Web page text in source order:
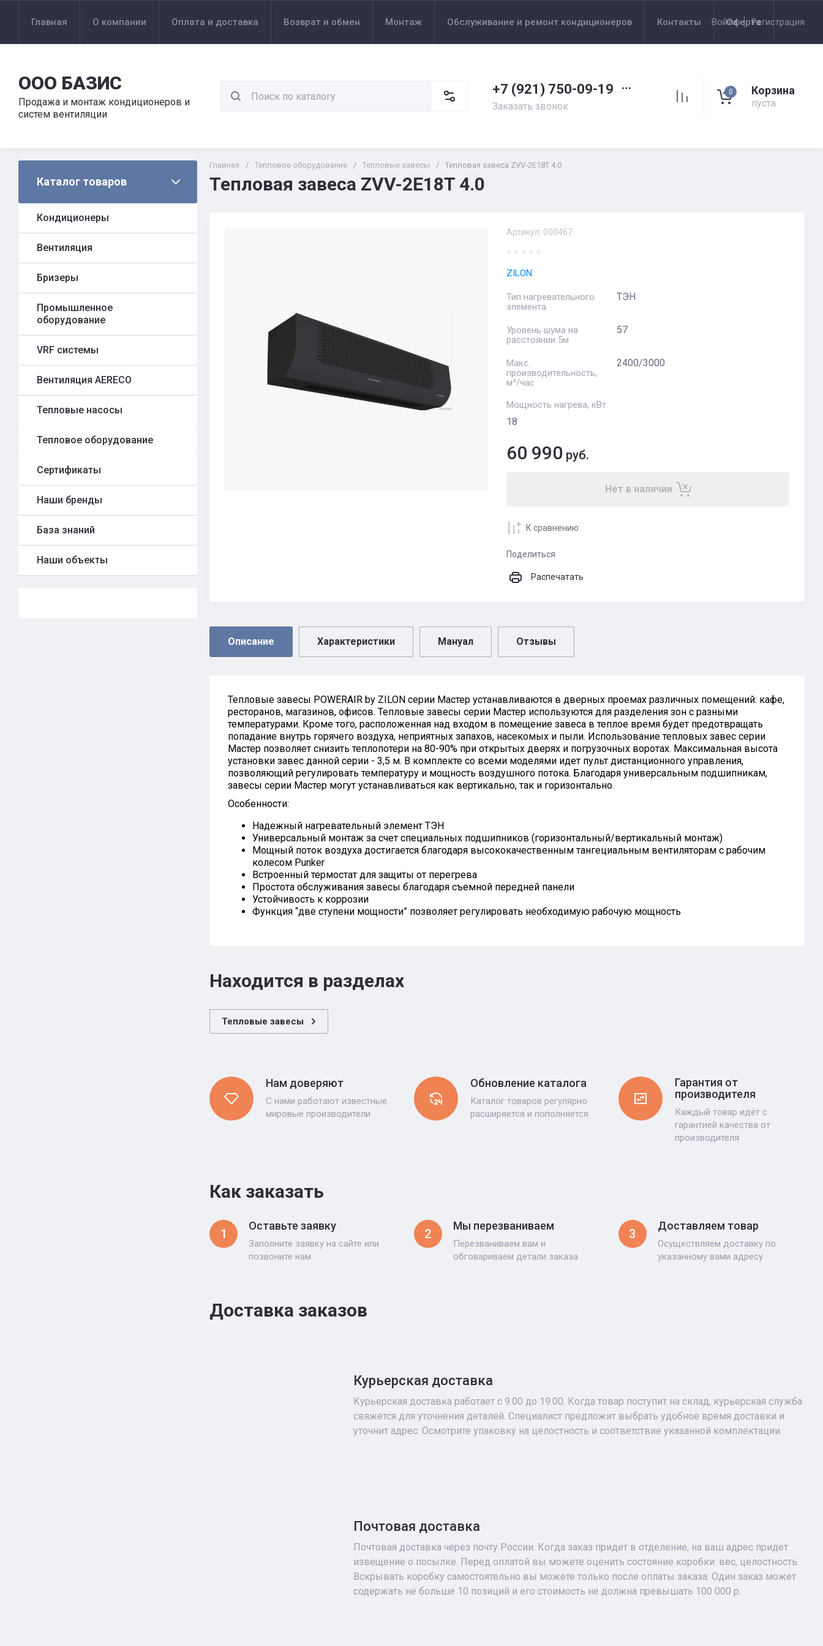
Главная О компании Оплата и доставка Возврат и обмен Монтаж Обслуживание и ремонт кондиционеров Контакты Оферта
Войти Регистрация
ООО БАЗИС
Продажа и монтаж кондиционеров и
систем вентиляции
+7 (921) 750-09-19
Заказать звонок
0 Корзина
пуста
Каталог товаров
Кондиционеры
Вентиляция
Бризеры
Промышленное
оборудование
VRF системы
Вентиляция AERECO
Тепловые насосы
Тепловое оборудование
Сертификаты
Наши бренды
База знаний
Наши объекты
Главная / Тепловое оборудование / Тепловые завесы / Тепловая завеса ZVV-2E18T 4.0
Тепловая завеса ZVV-2E18T 4.0
Артикул: 000467
ZILON
Тип нагревательного
элемента
ТЭН
Уровень шума на
расстоянии 5м
57
Макс.
производительность,
м³/час
2400/3000
Мощность нагрева, кВт
18
60 990 руб.
Нет в наличии
К сравнению
Поделиться
Распечатать
Описание Характеристики Мануал Отзывы
Тепловые завесы POWERAIR by ZILON серии Мастер устанавливаются в дверных проемах различных помещений: кафе,
ресторанов, магазинов, офисов. Тепловые завесы серии Мастер используются для разделения зон с разными
температурами. Кроме того, расположенная над входом в помещение завеса в теплое время будет предотвращать
попадание внутрь горячего воздуха, неприятных запахов, насекомых и пыли. Использование тепловых завес серии
Мастер позволяет снизить теплопотери на 80-90% при открытых дверях и погрузочных воротах. Максимальная высота
установки завес данной серии - 3,5 м. В комплекте со всеми моделями идет пульт дистанционного управления,
позволяющий регулировать температуру и мощность воздушного потока. Благодаря универсальным подшипникам,
завесы серии Мастер могут устанавливаться как вертикально, так и горизонтально.
Особенности:
Надежный нагревательный элемент ТЭН
Универсальный монтаж за счет специальных подшипников (горизонтальный/вертикальный монтаж)
Мощный поток воздуха достигается благодаря высококачественным тангециальным вентиляторам с рабочим
колесом Punker
Встроенный термостат для защиты от перегрева
Простота обслуживания завесы благодаря съемной передней панели
Устойчивость к коррозии
Функция “две ступени мощности” позволяет регулировать необходимую рабочую мощность
Находится в разделах
Тепловые завесы
Нам доверяют
С нами работают известные
мировые производители
Обновление каталога
Каталог товаров регулярно
расширяется и пополняется
Гарантия от
производителя
Каждый товар идёт с
гарантией качества от
производителя
Как заказать
1
Оставьте заявку
Заполните заявку на сайте или
позвоните нам
2
Мы перезваниваем
Перезваниваем вам и
обговариваем детали заказа
3
Доставляем товар
Осуществляем доставку по
указанному вами адресу
Доставка заказов
Курьерская доставка
Курьерская доставка работает с 9.00 до 19.00. Когда товар поступит на склад, курьерская служба
свяжется для уточнения деталей. Специалист предложит выбрать удобное время доставки и
уточнит адрес. Осмотрите упаковку на целостность и соответствие указанной комплектации.
Почтовая доставка
Почтовая доставка через почту России. Когда заказ придет в отделение, на ваш адрес придет
извещение о посылке. Перед оплатой вы можете оценить состояние коробки: вес, целостность.
Вскрывать коробку самостоятельно вы можете только после оплаты заказа. Один заказ может
содержать не больше 10 позиций и его стоимость не должна превышать 100 000 р.